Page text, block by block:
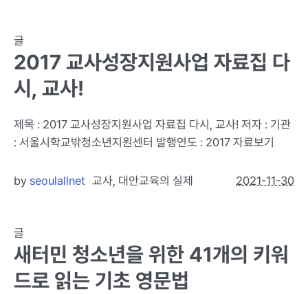
글
2017 교사성장지원사업 자료집 다
시, 교사!
제목 : 2017 교사성장지원사업 자료집 다시, 교사! 저자 : 기관
: 서울시학교밖청소년지원센터 발행연도 : 2017 자료보기
2021-11-30
by seoulallnet 교사, 대안교육의 실제
글
새터민 청소년을 위한 41개의 키워
드로 읽는 기초 영문법